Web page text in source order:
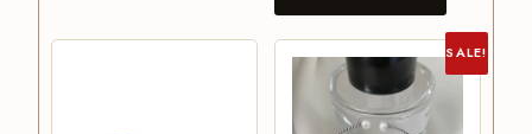
SALE!